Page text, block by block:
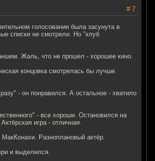
# 7
голосовании была засунута в
списки не смотрели. Но "клуб
Жаль, что не прошел - хорошее кино.
концовка смотрелась бы лучше.
- он понравился. А остальное - хватило
- все хороши. Остановился на
игра - отличная.
Разноплановый актёр.
и выделился.